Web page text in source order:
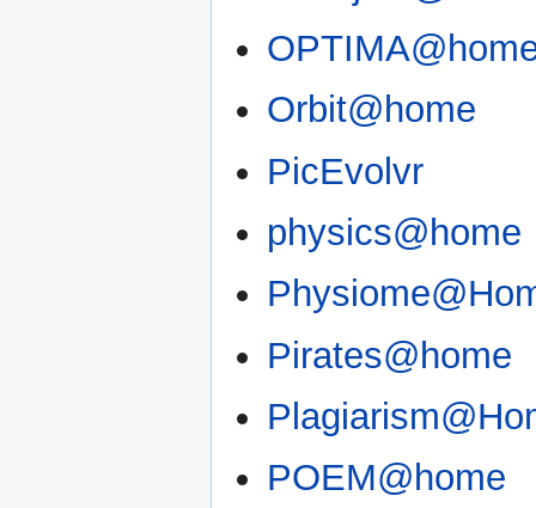
Orbit@home
PicEvolvr
physics@home
Pirates@home
POEM@home